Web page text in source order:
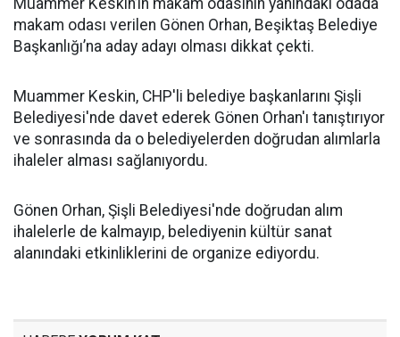
Muammer Keskin’in makam odasının yanındaki odada
makam odası verilen Gönen Orhan, Beşiktaş Belediye
Başkanlığı’na aday adayı olması dikkat çekti.
Muammer Keskin, CHP'li belediye başkanlarını Şişli
Belediyesi'nde davet ederek Gönen Orhan'ı tanıştırıyor
ve sonrasında da o belediyelerden doğrudan alımlarla
ihaleler alması sağlanıyordu.
Gönen Orhan, Şişli Belediyesi'nde doğrudan alım
ihalelerle de kalmayıp, belediyenin kültür sanat
alanındaki etkinliklerini de organize ediyordu.